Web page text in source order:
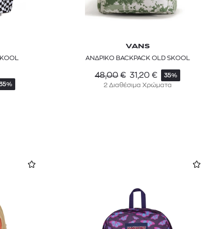
VANS
ΑΝΔΡΙΚΟ BACKPACK OLD SKOOL
48,00 € 31,20 € 35%
2 Διαθέσιμα Χρώματα